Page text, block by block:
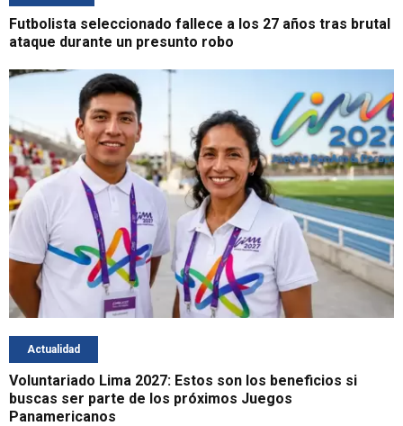
Futbolista seleccionado fallece a los 27 años tras brutal
ataque durante un presunto robo
Actualidad
Voluntariado Lima 2027: Estos son los beneficios si
buscas ser parte de los próximos Juegos
Panamericanos